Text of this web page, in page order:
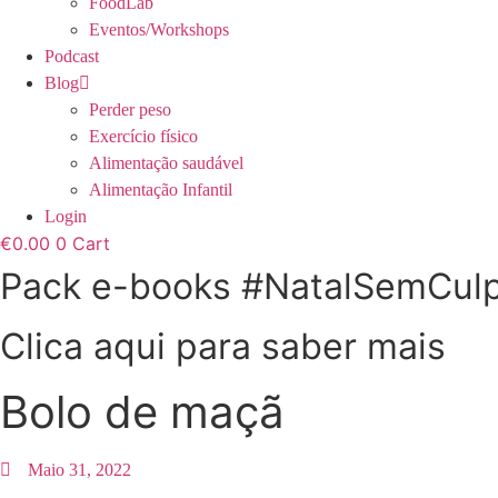
Eventos/Workshops
Podcast
Blog
Perder peso
Exercício físico
Alimentação saudável
Alimentação Infantil
Login
€0.00 0 Cart
Pack e-books
Clica aqui para saber mais
Bolo de maçã
Maio 31, 2022